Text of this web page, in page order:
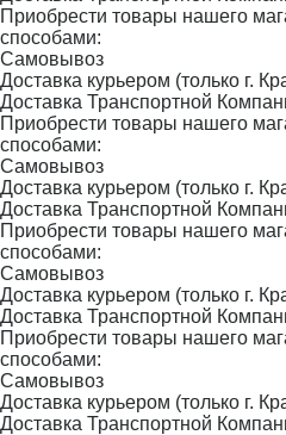
Приобрести товары нашего
способами:
Самовывоз
Доставка курьером (только г.
Доставка Транспортной
Приобрести товары нашего
способами:
Самовывоз
Доставка курьером (только г.
Доставка Транспортной
Приобрести товары нашего
способами:
Самовывоз
Доставка курьером (только г.
Доставка Транспортной
Приобрести товары нашего
способами:
Самовывоз
Доставка курьером (только г.
Доставка Транспортной